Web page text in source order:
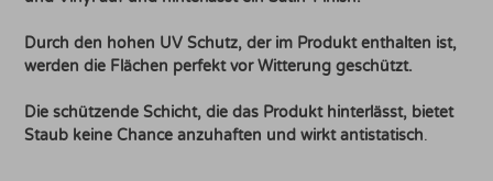
Durch den hohen UV Schutz, der im Produkt enthalten ist,
werden die Flächen perfekt vor Witterung geschützt.
Die schützende Schicht, die das Produkt hinterlässt, bietet
Staub keine Chance anzuhaften und wirkt antistatisch.